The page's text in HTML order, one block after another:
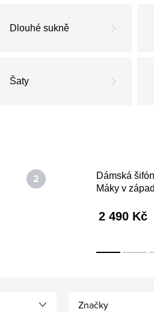
Dlouhé sukně
Šaty
Dámská
Máky v
2 490 Kč
Značky